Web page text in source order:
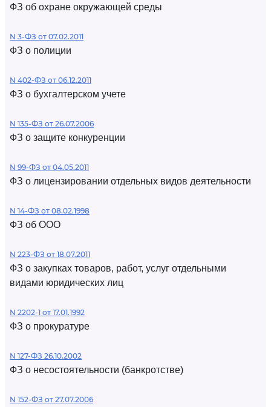
ФЗ об охране окружающей среды
N 3-ФЗ от 07.02.2011
ФЗ о полиции
N 402-ФЗ от 06.12.2011
ФЗ о бухгалтерском учете
N 135-ФЗ от 26.07.2006
ФЗ о защите конкуренции
N 99-ФЗ от 04.05.2011
ФЗ о лицензировании отдельных видов деятельности
N 14-ФЗ от 08.02.1998
ФЗ об ООО
N 223-ФЗ от 18.07.2011
ФЗ о закупках товаров, работ, услуг отдельными
видами юридических лиц
N 2202-1 от 17.01.1992
ФЗ о прокуратуре
N 127-ФЗ 26.10.2002
ФЗ о несостоятельности (банкротстве)
N 152-ФЗ от 27.07.2006